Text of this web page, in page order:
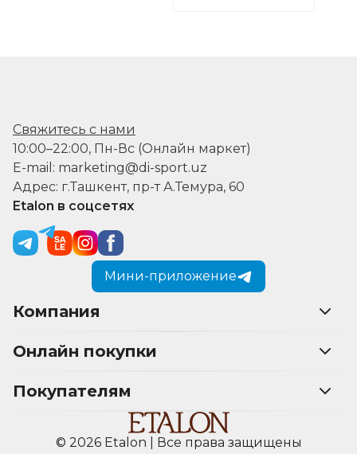
Свяжитесь с нами
10:00–22:00, Пн-Вс (Онлайн маркет)
E-mail: marketing@di-sport.uz
Адрес: г.Ташкент, пр-т А.Темура, 60
Etalon в соцсетях
Мини-приложение
Компания
Онлайн покупки
Покупателям
© 2026 Etalon | Все права защищены